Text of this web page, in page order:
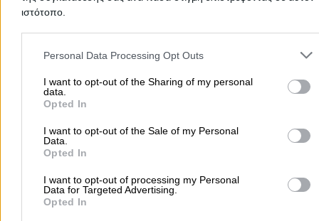
ιστότοπο.
Please note that this website/app uses one or more Google
and may gather and store information including but not limited to
to Google and its third-party tags to use your data for below
purposes in below Google consent section.
Personal Data Processing Opt Outs
I want to opt-out of the Sharing of my personal
data.
Opted In
I want to opt-out of the Sale of my Personal
Data.
Opted In
I want to opt-out of processing my Personal
Data for Targeted Advertising.
Opted In
2106209575 Website
Cranes